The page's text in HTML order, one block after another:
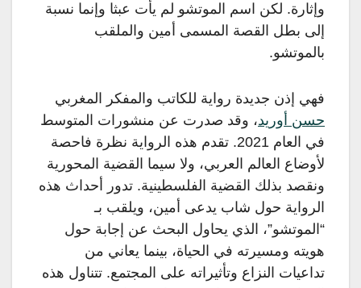
وإثارة. لكن اسم الموتشو لم يأت عبثا وإنما نسبة
إلى بطل القصة المسمى أمين والملقب
بالموتشو.
فهي إذن جديدة رواية للكاتب والمفكر المغربي
حسن أوريد، وقد صدرت عن منشورات المتوسط
في العام 2021. تقدم هذه الرواية نظرة فاحصة
لأوضاع العالم العربي، ولا سيما القضية المحورية
ونقصد بذلك القضية الفلسطينية. تدور أحداث هذه
الرواية حول شاب يدعى أمين، ويلقب بـ
“الموتشو”، الذي يحاول البحث عن إجابة حول
هويته ومسيرته في الحياة، بينما يعاني من
تداعيات النزاع وتأثيراته على المجتمع. تتناول هذه